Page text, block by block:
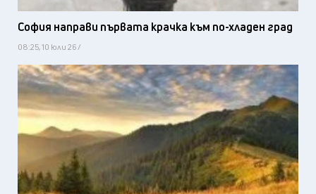
София направи първата крачка към по-хладен град
08:25, 10 юли 26 /